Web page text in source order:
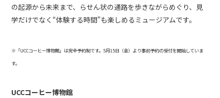
の起源から未来まで、らせん状の通路を歩きながらめぐり、見
学だけでなく“体験する時間”も楽しめるミュージアムです。
※「UCCコーヒー博物館」は完全予約制です。5月15日（金）より事前予約の受付を開始していま
す。
UCCコーヒー博物館